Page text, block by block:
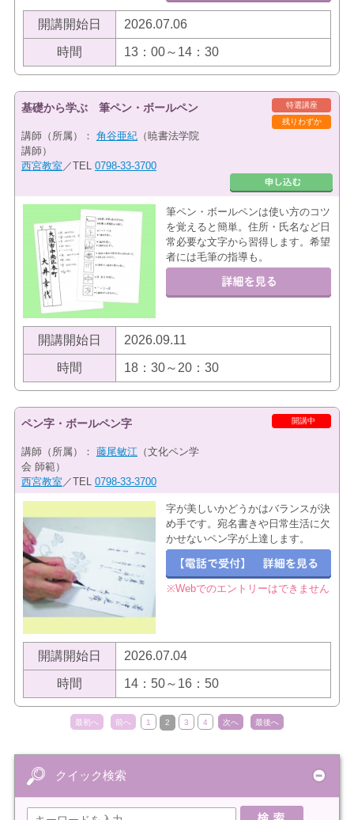
開講開始日 2026.07.06
時間 13：00～14：30
特選講座
残りわずか
基礎から学ぶ 筆ペン・ボールペン
講師（所属）： 角谷亜紀（暁書法学院
講師）
西宮教室 ／TEL 0798-33-3700
筆ペン・ボールペンは使い方のコツ
を覚えると簡単。住所・氏名など日
常必要な文字から習得します。希望
者には毛筆の指導も。
開講開始日 2026.09.11
時間 18：30～20：30
開講中
ペン字・ボールペン字
講師（所属）： 藤尾敏江 （文化ペン学
会 師範）
西宮教室 ／TEL 0798-33-3700
字が美しいかどうかはバランスが決
め手です。宛名書きや日常生活に欠
かせないペン字が上達します。
※Webでのエントリーはできません
開講開始日 2026.07.04
時間 14：50～16：50
最初へ 前へ 1 2 3 4 次へ 最後へ
クイック検索